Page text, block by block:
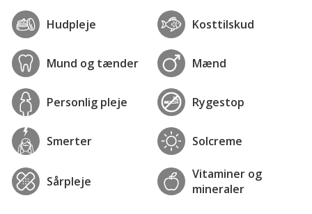
Hudpleje Kosttilskud
Mund og tænder Mænd
Personlig pleje Rygestop
Smerter Solcreme
Sårpleje
Vitaminer og
mineraler